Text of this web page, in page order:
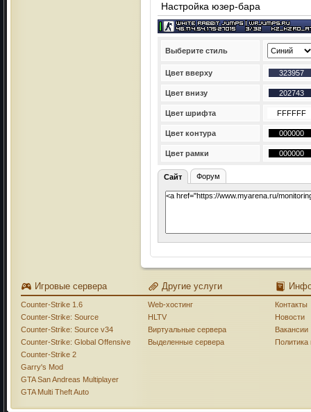
Настройка юзер-бара
Выберите стиль
Цвет вверху
Цвет внизу
Цвет шрифта
Цвет контура
Цвет рамки
Сайт Форум
Игровые сервера
Counter-Strike 1.6
Counter-Strike: Source
Counter-Strike: Source v34
Counter-Strike: Global Offensive
Counter-Strike 2
Garry's Mod
GTA San Andreas Multiplayer
GTA Multi Theft Auto
Другие услуги
Web-хостинг
HLTV
Виртуальные сервера
Выделенные сервера
Контакты
Новости
Вакансии
Политика